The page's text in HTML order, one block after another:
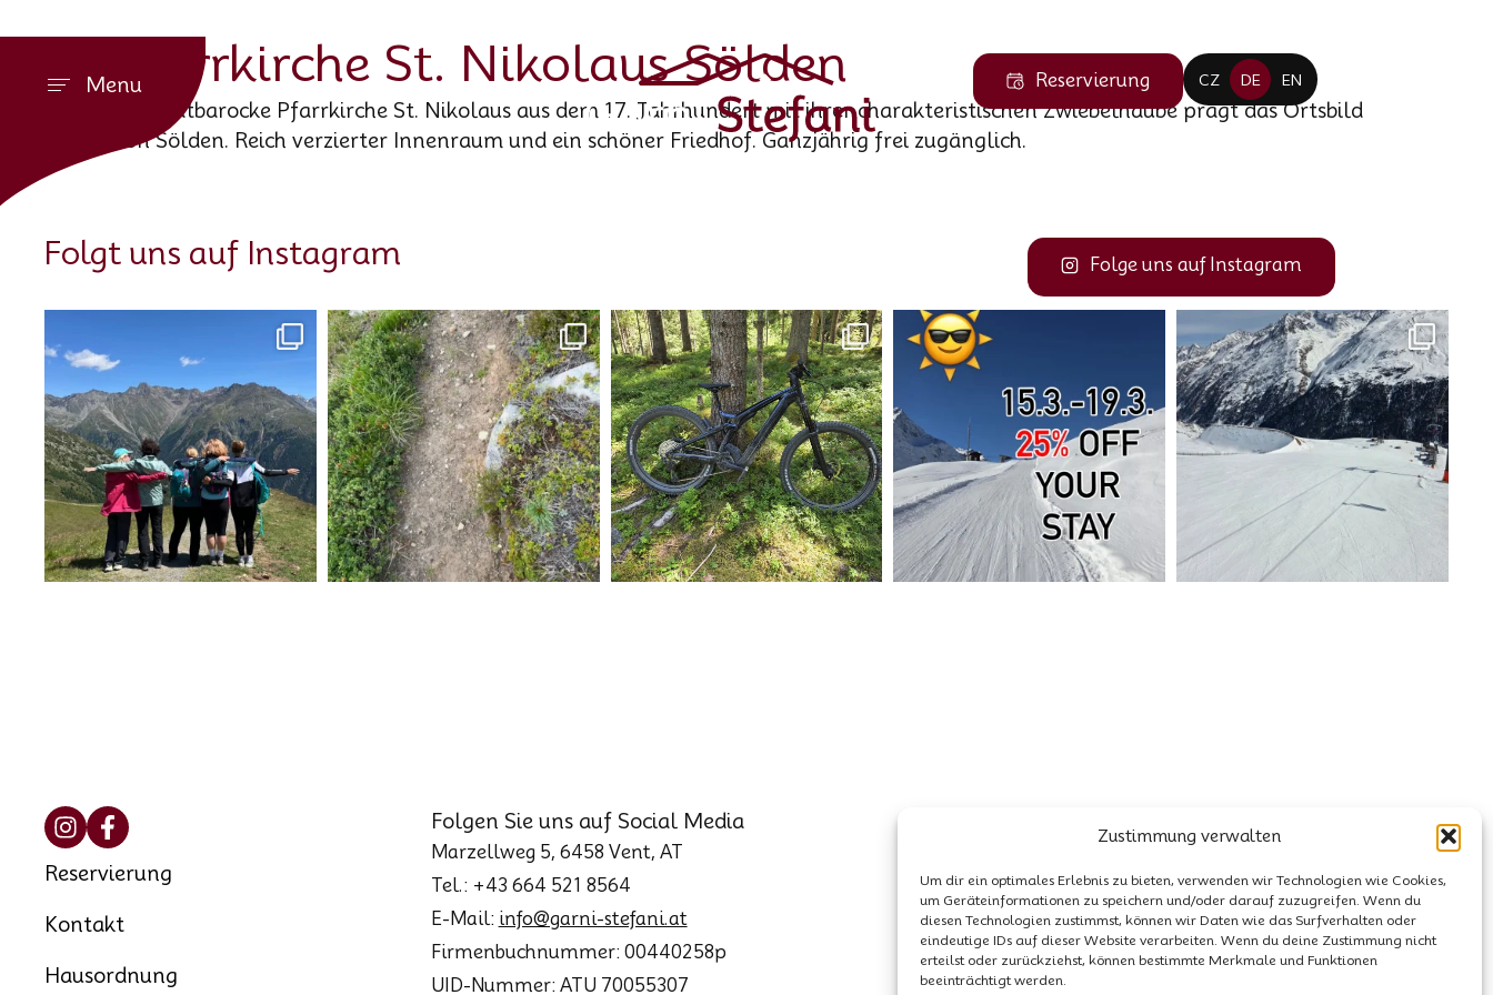
Zustimmung verwalten
Um dir ein optimales Erlebnis zu bieten, verwenden wir Technologien wie Cookies,
um Geräteinformationen zu speichern und/oder darauf zuzugreifen. Wenn du
diesen Technologien zustimmst, können wir Daten wie das Surfverhalten oder
eindeutige IDs auf dieser Website verarbeiten. Wenn du deine Zustimmung nicht
erteilst oder zurückziehst, können bestimmte Merkmale und Funktionen
beeinträchtigt werden.
Menu Reservierung CZ DE EN
Pfarrkirche St. Nikolaus Sölden
Die spätbarocke Pfarrkirche St. Nikolaus aus dem 17. Jahrhundert mit ihrer charakteristischen Zwiebelhaube prägt das Ortsbild
von Sölden. Reich verzierter Innenraum und ein schöner Friedhof. Ganzjährig frei zugänglich.
Folgt uns auf Instagram Folge uns auf Instagram
Reservierung
Kontakt
Hausordnung
Folgen Sie uns auf Social Media
Marzellweg 5, 6458 Vent, AT
Tel.: +43 664 521 8564
E-Mail: info@garni-stefani.at
Firmenbuchnummer: 00440258p
UID-Nummer: ATU 70055307